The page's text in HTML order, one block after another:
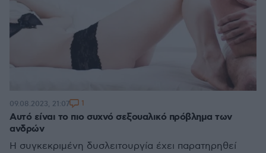
Αυτό είναι το πιο συχνό σεξουαλικό πρόβλημα των
ανδρών
Η συγκεκριμένη δυσλειτουργία έχει παρατηρηθεί
09.08.2023, 21:07 1